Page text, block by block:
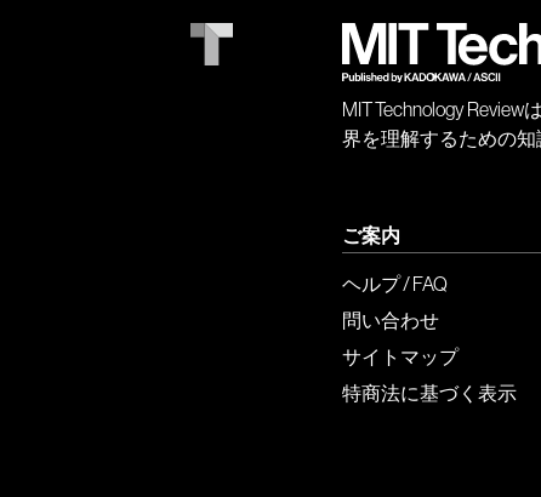
MIT Technology
界を理解するための知
ご案内
ヘルプ / FAQ
問い合わせ
サイトマップ
特商法に基づく表示